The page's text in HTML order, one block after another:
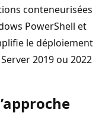
conteneurisées
PowerShell et
le déploiement
2019 ou 2022